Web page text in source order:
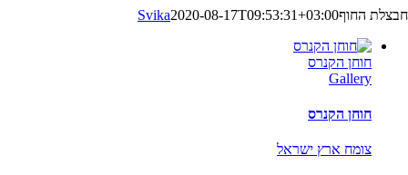
חבצלת החוף Svika2020-08-17T09:53:31+03:00
חוחן הקנרס
Gallery
חוחן הקנרס
צומח ארץ ישראל